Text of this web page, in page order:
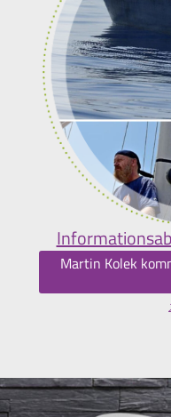
Martin Kolek